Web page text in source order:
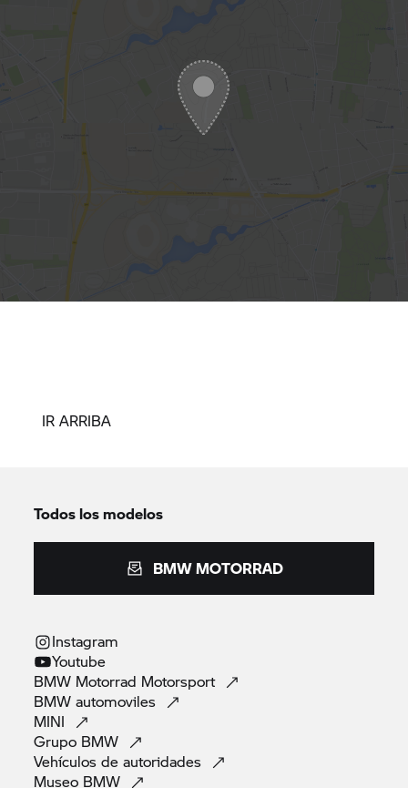
IR ARRIBA
Todos los modelos
BMW MOTORRAD
Instagram
Youtube
BMW Motorrad Motorsport
BMWautomoviles
MINI
Grupo BMW
Vehículos deautoridades
Museo BMW